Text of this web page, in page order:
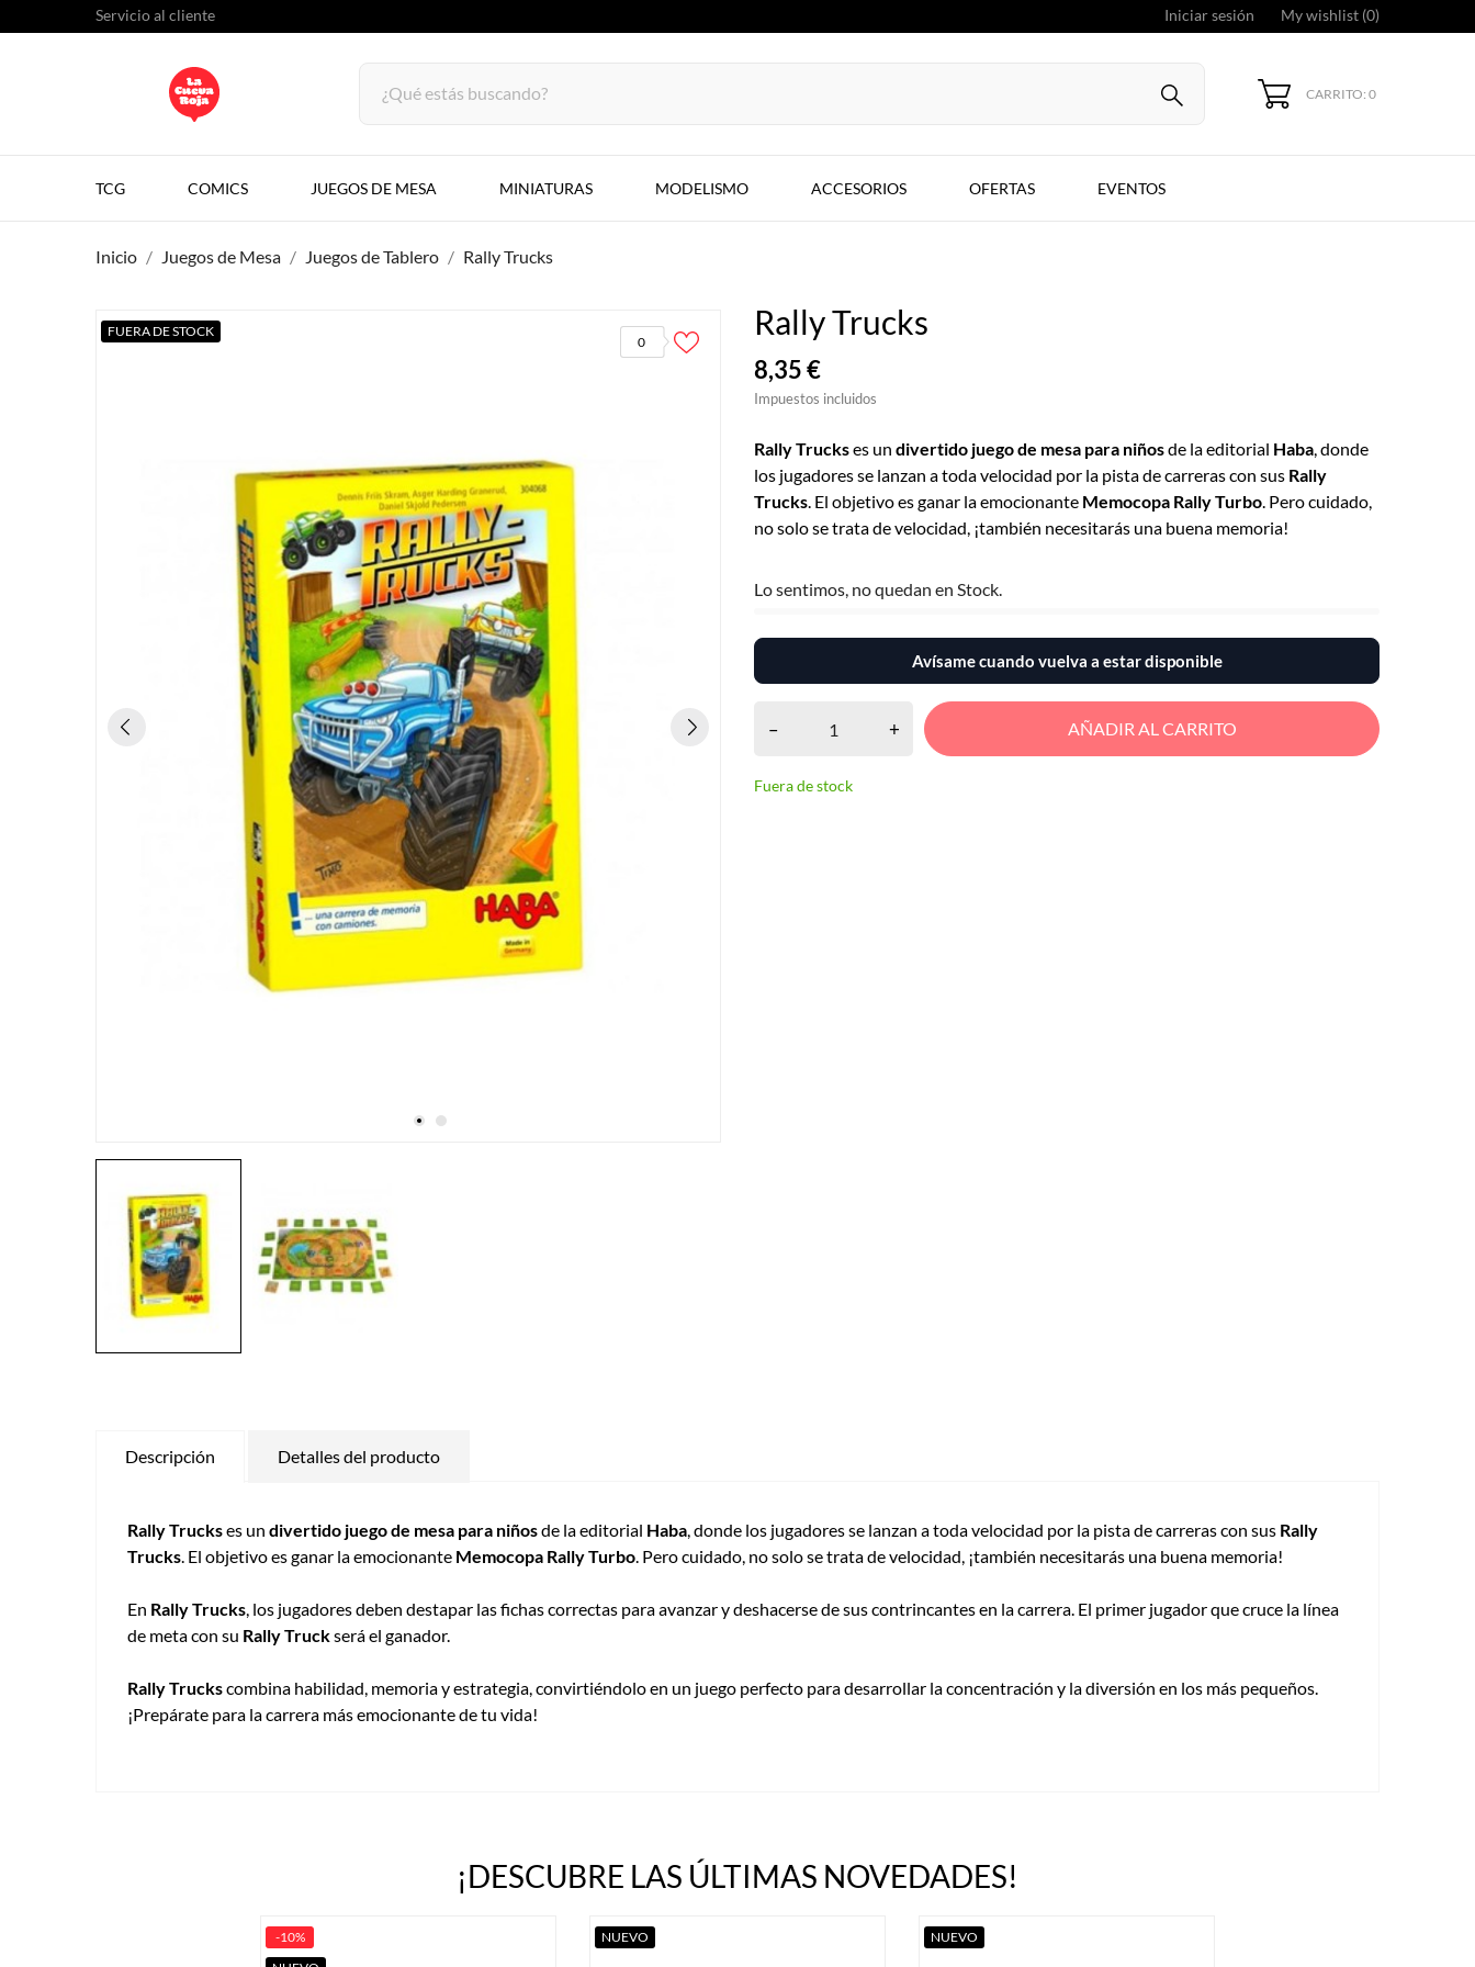
Servicio al cliente Iniciar sesión My wishlist (0)
CARRITO: 0
TCG COMICS JUEGOS DE MESA MINIATURAS MODELISMO ACCESORIOS OFERTAS EVENTOS
Inicio Juegos de Mesa Juegos de Tablero Rally Trucks
0
FUERA DE STOCK Rally Trucks
8,35 €
Impuestos incluidos
Rally Truckses un divertido juego de mesa para niñosde la editorial Haba, donde
los jugadores se lanzan a toda velocidad por la pista de carreras con sus Rally
Trucks. El objetivo es ganar la emocionante Memocopa Rally Turbo. Pero cuidado,
no solo se trata de velocidad, ¡también necesitarás una buena memoria!
Lo sentimos, no quedan en Stock.
Avísame cuando vuelva a estar disponible
– + AÑADIR AL CARRITO
Fuera de stock
Descripción Detalles del producto
Rally Truckses un divertido juego de mesa para niñosde la editorial Haba , donde los jugadores se lanzan a toda velocidad por la pista de carreras con sus Rally
Trucks . El objetivo es ganar la emocionante Memocopa Rally Turbo . Pero cuidado, no solo se trata de velocidad, ¡también necesitarás una buena memoria!
En Rally Trucks , los jugadores deben destapar las fichas correctas para avanzar y deshacerse de sus contrincantes en la carrera. El primer jugador que cruce la línea
de meta con su Rally Truckserá el ganador.
Rally Truckscombina habilidad, memoria y estrategia, convirtiéndolo en un juego perfecto para desarrollar la concentración y la diversión en los más pequeños.
¡Prepárate para la carrera más emocionante de tu vida!
¡DESCUBRE LAS ÚLTIMAS NOVEDADES!
-10%
NUEVO NUEVO